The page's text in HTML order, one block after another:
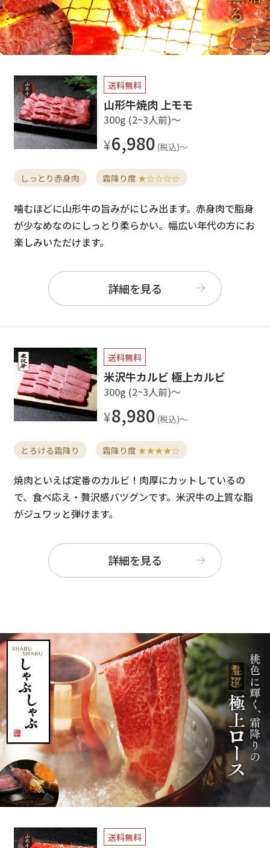
送料無料
山形牛焼肉 上モモ
300g (2~3人前)〜
6,980
しっとり赤身肉 霜降り度 ★☆☆☆☆
噛むほどに山形牛の旨みがにじみ出ます。赤身肉で脂身
が少なめなのにしっとり柔らかい。幅広い年代の方にお
楽しみいただけます。
詳細を見る
送料無料
米沢牛カルビ 極上カルビ
300g (2~3人前)〜
8,980
とろける霜降り 霜降り度 ★★★★☆
焼肉といえば定番のカルビ！肉厚にカットしているの
で、食べ応え・贅沢感バツグンです。米沢牛の上質な脂
がジュワッと弾けます。
詳細を見る
送料無料